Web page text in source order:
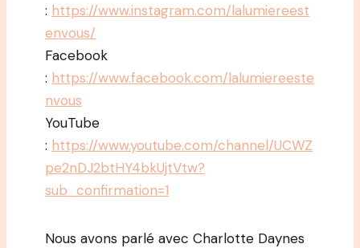
: https://www.instagram.com/lalumiereest
envous/
Facebook
: https://www.facebook.com/lalumiereeste
nvous
YouTube
: https://www.youtube.com/channel/UCWZ
pe2nDJ2btHY4bkUjtVtw?
sub_confirmation=1
Nous avons parlé avec Charlotte Daynes